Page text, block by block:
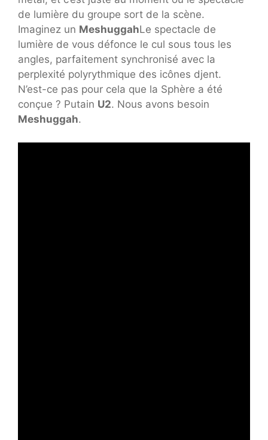
de lumière du groupe sort de la scène.
Imaginez un MeshuggahLe spectacle de
lumière de vous défonce le cul sous tous les
angles, parfaitement synchronisé avec la
perplexité polyrythmique des icônes djent.
N’est-ce pas pour cela que la Sphère a été
conçue ? Putain U2. Nous avons besoin
Meshuggah.